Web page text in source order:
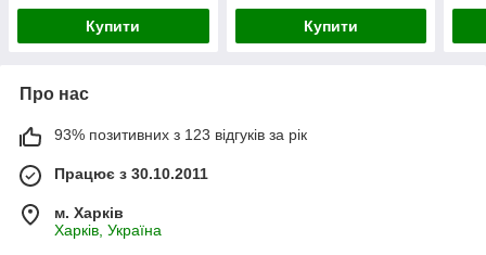
Купити Купити
Про нас
93% позитивних з 123 відгуків за рік
Працює з 30.10.2011
м. Харків
Харків, Україна